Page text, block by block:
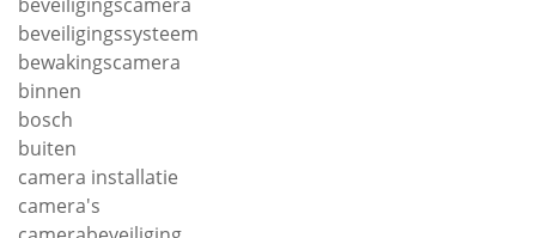
beveiligingssysteem
bewakingscamera
binnen
bosch
buiten
camera installatie
camera's